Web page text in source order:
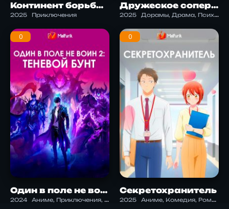
Континент борьбы 2: неуловимый клан Тан
2025 Приключения
Дружеское соперничество
2025 Дорамы, Драма, Психология, Экшен, Триллер
0
Один в поле не воин 2: теневой бунт
2024 Аниме, Приключения, Фэнтези, Экшен
0
Секретохранитель
2025 Аниме, Комедия, Романтика, Сэйнэн